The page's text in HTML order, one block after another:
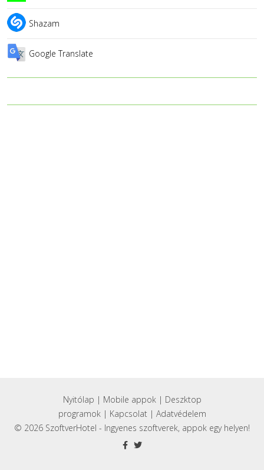
Shazam
Google Translate
Nyitólap | Mobile appok| Deszktop
programok| Kapcsolat| Adatvédelem
© 2026 SzoftverHotel - Ingyenes szoftverek, appok egy helyen!